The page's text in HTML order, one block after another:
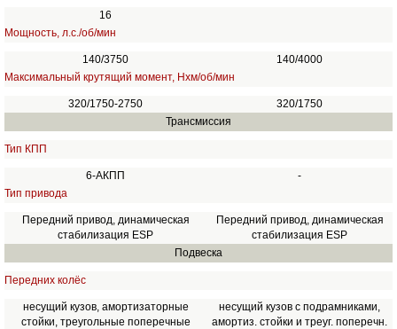
16
Мощность, л.с./об/мин
140/3750
140/4000
Максимальный крутящий момент, Нхм/об/мин
320/1750-2750
320/1750
Трансмиссия
Тип КПП
6-АКПП
-
Тип привода
Передний привод, динамическая
стабилизация ESP
Передний привод, динамическая
стабилизация ESP
Подвеска
Передних колёс
несущий кузов, амортизаторные
стойки, треугольные поперечные
несущий кузов с подрамниками,
амортиз. стойки и треуг. поперечн.